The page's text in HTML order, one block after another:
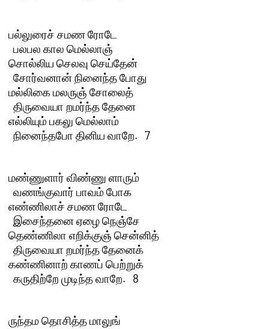
பல்லுரைச் சமண ரோடே
  பலபல கால மெல்லாஞ்
சொல்லிய செலவு செய்தேன்
  சோர்வனான் நினைந்த போது
மல்லிகை மலருஞ் சோலைத்
  திருவையா றமர்ந்த தேனை
எல்லியும் பகலு மெல்லாம்
  நினைந்தபோ தினிய வாறே.   7
மண்ணுளார் விண்ணு ளாரும்
  வணங்குவார் பாவம் போக
எண்ணிலாச் சமண ரோடே
  இசைந்தனை ஏழை நெஞ்சே
தெண்ணிலா எறிக்குஞ் சென்னித்
  திருவையா றமர்ந்த தேனைக்
கண்ணினாற் காணப் பெற்றுக்
  கருதிற்றே முடிந்த வாறே.   8
ருந்தம தொசித்த மாலுங்